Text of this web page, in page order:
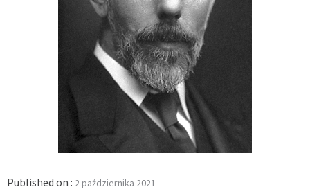
Published on : 2 października 2021